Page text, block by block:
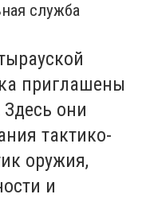
служба
приглашены
они
тактико-
оружия,
и